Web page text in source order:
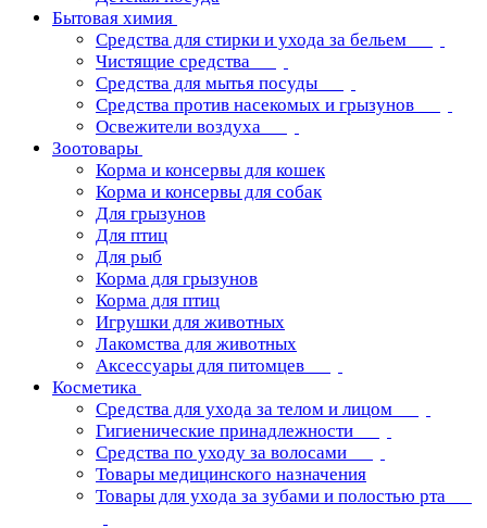
Бытовая химия
Средства для стирки и ухода за бельем
Чистящие средства
Средства для мытья посуды
Средства против насекомых и грызунов
Освежители воздуха
Зоотовары
Корма и консервы для кошек
Корма и консервы для собак
Для грызунов
Для птиц
Для рыб
Корма для грызунов
Корма для птиц
Игрушки для животных
Лакомства для животных
Аксессуары для питомцев
Косметика
Средства для ухода за телом и лицом
Гигиенические принадлежности
Средства по уходу за волосами
Товары медицинского назначения
Товары для ухода за зубами и полостью рта